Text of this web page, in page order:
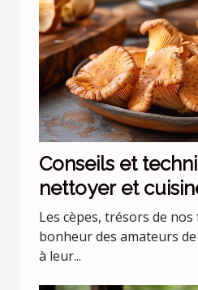
Conseils et
nettoyer et
Les cèpes, trésors de
bonheur des amateurs
à leur...